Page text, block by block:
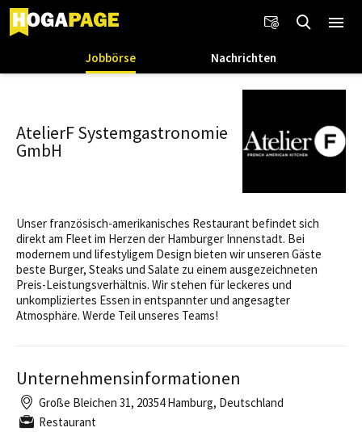
Jobbörse Nachrichten
AtelierF Systemgastronomie
GmbH
Unser französisch-amerikanisches Restaurant befindet sich
direkt am Fleet im Herzen der Hamburger Innenstadt. Bei
modernem und lifestyligem Design bieten wir unseren Gäste
beste Burger, Steaks und Salate zu einem ausgezeichneten
Preis-Leistungsverhältnis. Wir stehen für leckeres und
unkompliziertes Essen in entspannter und angesagter
Atmosphäre. Werde Teil unseres Teams!
Unternehmensinformationen
Große Bleichen 31, 20354 Hamburg, Deutschland
Restaurant